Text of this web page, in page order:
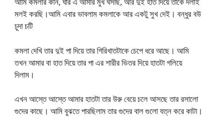
মলই করছি।আমি এবার ভাবলাম কমলাকে আর একটু সুখ দেই। বন্ধুর বউ
চুদা চটি
কমলা দেখি তার দুই পা দিয়ে তার গিরিখাতটাকে চেপে ধরে আছে। আমি
তখন আমার বা হাত দিয়ে তার পা এর শারীর ভিতর দিয়ে হাতটা গলিয়ে
দিলাম।
এখন আস্তে আস্তে আমার হাতটা তার উরু বেয়ে চলে আসছে তার রসালো
গুদের কাছে। আমি বুঝতে পারছিলাম তার গুদের বাল গুলো যত্ন করে কাটা।